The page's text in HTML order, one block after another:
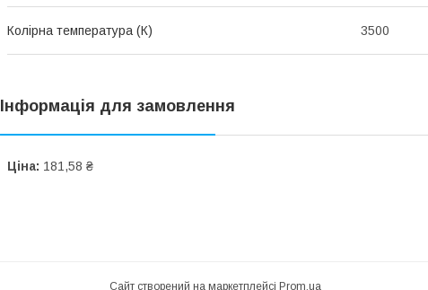
Колірна температура (К) 3500
Інформація для замовлення
Ціна: 181,58 ₴
Сайт створений на маркетплейсі Prom.ua